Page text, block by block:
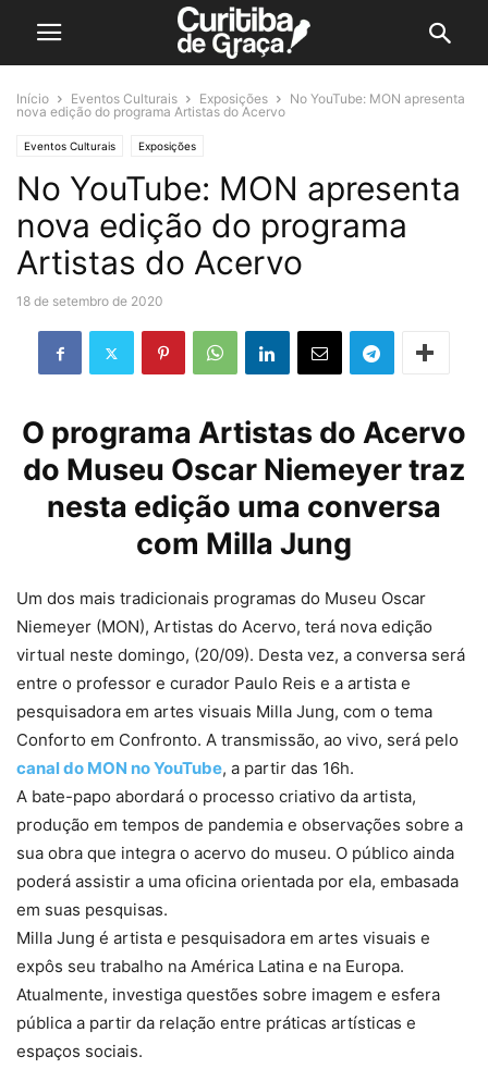
Início Eventos Culturais Exposições
No YouTube: MON apresenta
nova edição do programa Artistas do Acervo
Eventos Culturais Exposições
No YouTube: MON apresenta
nova edição do programa
Artistas do Acervo
18 de setembro de 2020
O programa Artistas do Acervo
do Museu Oscar Niemeyer traz
nesta edição uma conversa
com Milla Jung
Um dos mais tradicionais programas do Museu Oscar
Niemeyer (MON), Artistas do Acervo, terá nova edição
virtual neste domingo, (20/09). Desta vez, a conversa será
entre o professor e curador Paulo Reis e a artista e
pesquisadora em artes visuais Milla Jung, com o tema
Conforto em Confronto. A transmissão, ao vivo, será pelo
canal do MON no YouTube, a partir das 16h.
A bate-papo abordará o processo criativo da artista,
produção em tempos de pandemia e observações sobre a
sua obra que integra o acervo do museu. O público ainda
poderá assistir a uma oficina orientada por ela, embasada
em suas pesquisas.
Milla Jung é artista e pesquisadora em artes visuais e
expôs seu trabalho na América Latina e na Europa.
Atualmente, investiga questões sobre imagem e esfera
pública a partir da relação entre práticas artísticas e
espaços sociais.